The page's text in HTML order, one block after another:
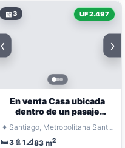
▧3 UF 2.497
‹ ›
En venta Casa ubicada
dentro de un pasaje
⌖ Santiago, Metropolitana Santiago
🛏️3 🚿 1📐83 m2